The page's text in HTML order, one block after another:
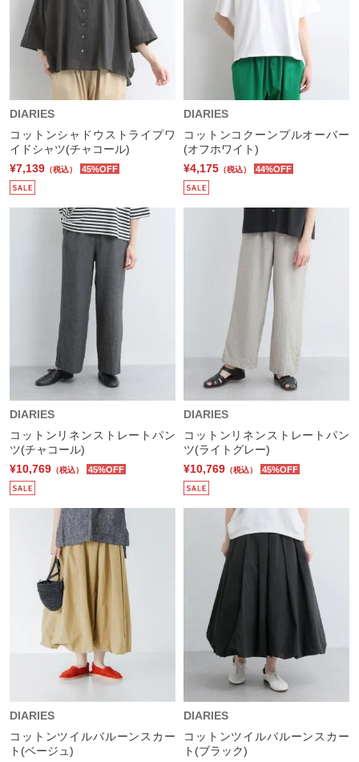
DIARIES
コットンシャドウストライプワ
イドシャツ(チャコール)
¥7,139 （税込） 45%OFF
DIARIES
コットンコクーンプルオーバー
(オフホワイト)
¥4,175 （税込） 44%OFF
DIARIES
コットンリネンストレートパン
ツ(チャコール)
¥10,769 （税込） 45%OFF
DIARIES
コットンリネンストレートパン
ツ(ライトグレー)
¥10,769 （税込） 45%OFF
DIARIES
コットンツイルバルーンスカー
ト(ベージュ)
DIARIES
コットンツイルバルーンスカー
ト(ブラック)